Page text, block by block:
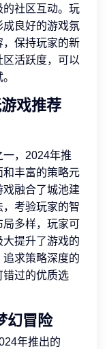
社区互动。玩
成良好的游戏氛
，保持玩家的新
活跃度，可以
戏推荐
，2024年推
和丰富的策略元
融合了城池建
考验玩家的智
局多样，玩家可
提升了游戏的
求策略深度的
错过的优质选
幻冒险
年推出的